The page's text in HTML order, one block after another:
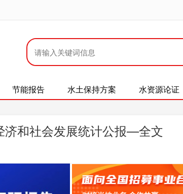
节能报告 水土保持方案 水资源论证
济和社会发展统计公报—全文